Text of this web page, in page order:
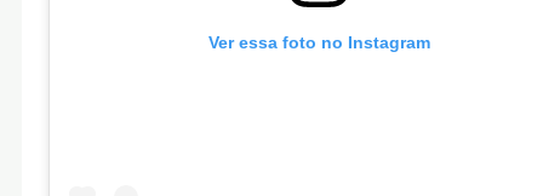
Ver essa foto no Instagram